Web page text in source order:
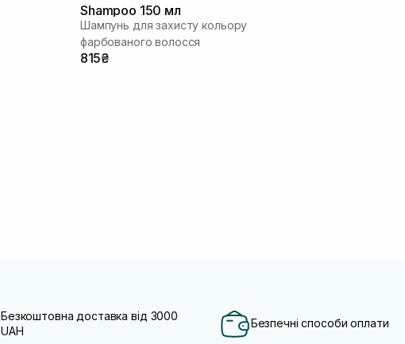
Shampoo 150 мл
Шампунь для захисту кольору
фарбованого волосся
815₴
Безкоштовна доставка від 3000
UAH
Безпечні способи оплати